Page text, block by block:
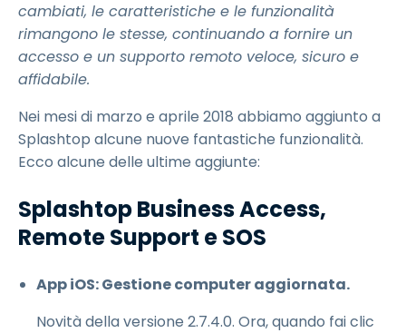
cambiati, le caratteristiche e le funzionalità
rimangono le stesse, continuando a fornire un
accesso e un supporto remoto veloce, sicuro e
affidabile.
Nei mesi di marzo e aprile 2018 abbiamo aggiunto a
Splashtop alcune nuove fantastiche funzionalità.
Ecco alcune delle ultime aggiunte:
Splashtop Business Access,
Remote Support e SOS
App iOS: Gestione computer aggiornata.
Novità della versione 2.7.4.0. Ora, quando fai clic